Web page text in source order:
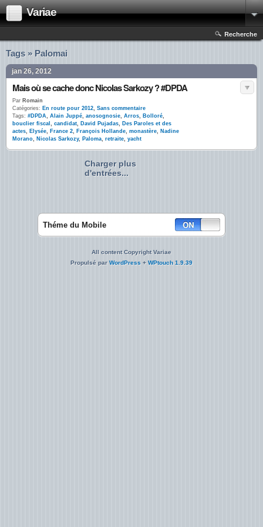
Variae
Recherche
Tags » Palomai
jan 26, 2012
Mais où se cache donc Nicolas Sarkozy ? #DPDA
Par Romain
Catégories: En route pour 2012, Sans commentaire
Tags: #DPDA, Alain Juppé, anosognosie, Arros, Bolloré,
bouclier fiscal , candidat, David Pujadas, Des Paroles et des
actes, Elysée, France 2, François Hollande, monastère, Nadine
Morano, Nicolas Sarkozy, Paloma, retraite, yacht
Charger plus
d'entrées...
Théme du Mobile
All content Copyright Variae
Propulsé parWordPress + WPtouch 1.9.39